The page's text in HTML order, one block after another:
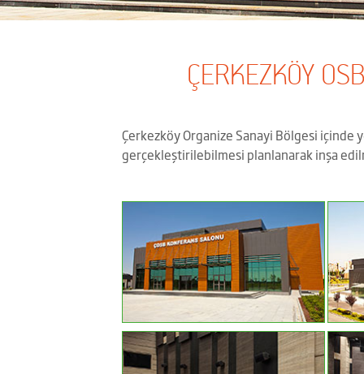
ÇERKEZKÖY
Çerkezköy Organize Sanayi Bölgesi içinde
gerçekleştirilebilmesi planlanarak inşa